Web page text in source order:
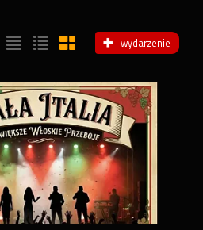
wydarzenie